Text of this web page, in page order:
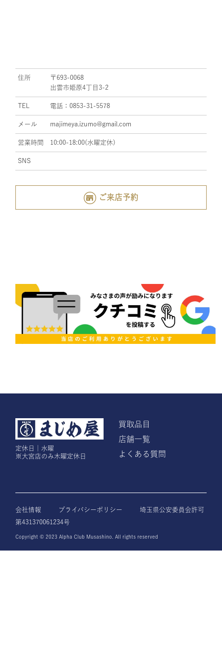
住所
〒693-0068
出雲市姫原4丁目3-2
TEL 電話：0853-31-5578
メール majimeya.izumo@gmail.com
営業時間 10:00-18:00(水曜定休)
SNS
ご来店予約
定休日｜水曜
※大宮店のみ木曜定休日
買取品目
店舗一覧
よくある質問
会社情報 プライバシーポリシー
埼玉県公安委員会許可
第431370061234号
Copyright © 2023 Alpha Club Musashino. All rights reserved